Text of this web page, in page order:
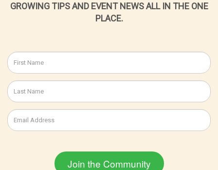
GROWING TIPS AND EVENT NEWS ALL IN THE ONE
PLACE.